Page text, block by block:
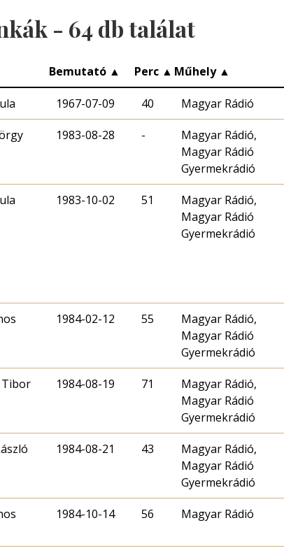
- 64 db találat
Bemutató ▲ Perc ▲ Műhely ▲
1967-07-09 40 Magyar Rádió
1983-08-28 -
Magyar Rádió,
Magyar Rádió
Gyermekrádió
1983-10-02 51
Magyar Rádió,
Magyar Rádió
Gyermekrádió
1984-02-12 55
Magyar Rádió,
Magyar Rádió
Gyermekrádió
Tibor 1984-08-19 71
Magyar Rádió,
Magyar Rádió
Gyermekrádió
1984-08-21 43
Magyar Rádió,
Magyar Rádió
Gyermekrádió
1984-10-14 56 Magyar Rádió